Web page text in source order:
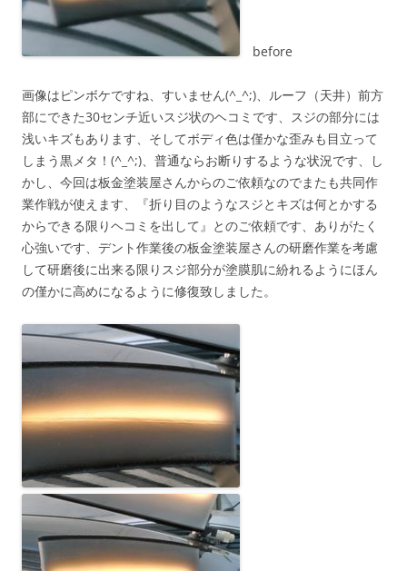
before
画像はピンボケですね、すいません(^_^;)、ルーフ（天井）前方
部にできた30センチ近いスジ状のヘコミです、スジの部分には
浅いキズもあります、そしてボディ色は僅かな歪みも目立って
しまう黒メタ！(^_^;)、普通ならお断りするような状況です、し
かし、今回は板金塗装屋さんからのご依頼なのでまたも共同作
業作戦が使えます、『折り目のようなスジとキズは何とかする
からできる限りヘコミを出して』とのご依頼です、ありがたく
心強いです、デント作業後の板金塗装屋さんの研磨作業を考慮
して研磨後に出来る限りスジ部分が塗膜肌に紛れるようにほん
の僅かに高めになるように修復致しました。